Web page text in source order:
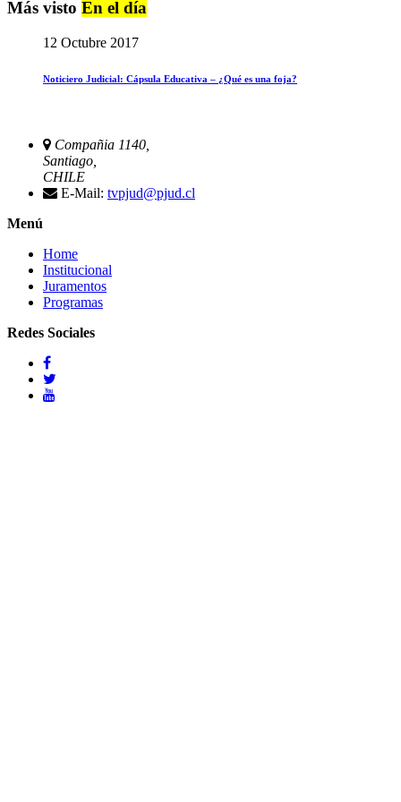
Más visto En el día
12 Octubre 2017
Noticiero Judicial: Cápsula Educativa – ¿Qué es una foja?
Compañia 1140,
Santiago,
CHILE
E-Mail: tvpjud@pjud.cl
Menú
Home
Institucional
Juramentos
Programas
Redes Sociales